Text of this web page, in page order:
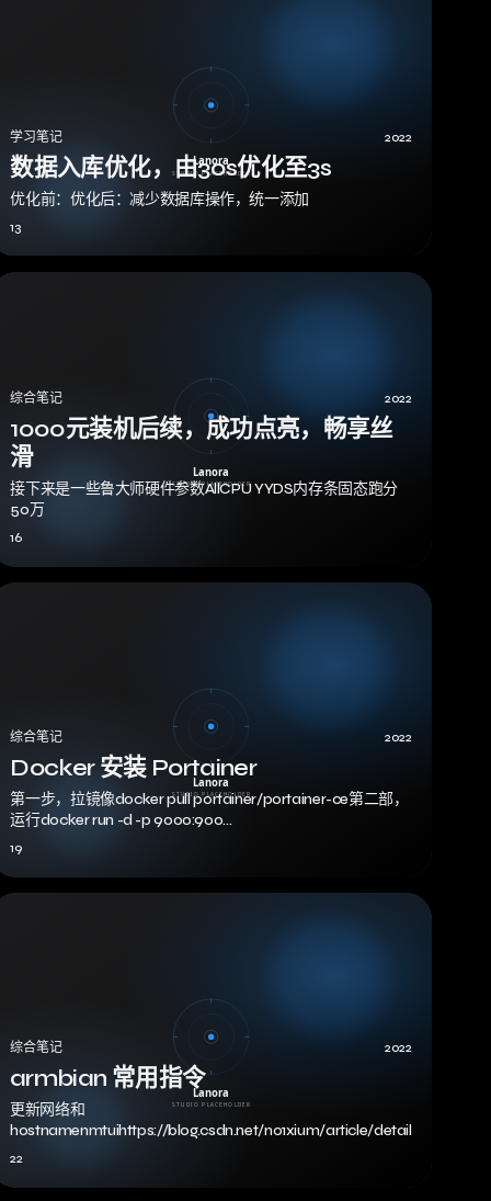
学习笔记 2022
数据入库优化，由30s优化至3s
优化前：优化后：减少数据库操作，统一添加
13
综合笔记 2022
1000元装机后续，成功点亮，畅享丝
滑
接下来是一些鲁大师硬件参数AllCPU YYDS内存条固态跑分
50万
16
综合笔记 2022
Docker 安装 Portainer
第一步，拉镜像docker pull portainer/portainer-ce第二部，
运行docker run -d -p 9000:900…
19
综合笔记 2022
armbian 常用指令
更新网络和
hostnamenmtuihttps://blog.csdn.net/no1xium/article/details/
22